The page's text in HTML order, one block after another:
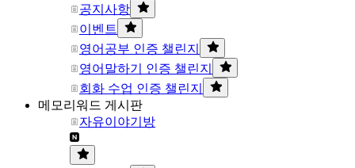
공지사항
이벤트
영어공부 인증 챌린지
영어말하기 인증 챌린지
회화 수업 인증 챌린지
메모리워드 게시판
자유이야기방